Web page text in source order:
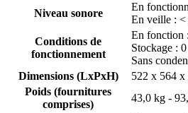
Niveau sonore
En
En veille :
Conditions de
fonctionnement
En fonction
Stockage :
Sans
Dimensions (LxPxH)
522 x 564 x
Poids (fournitures
comprises)
43,0 kg -